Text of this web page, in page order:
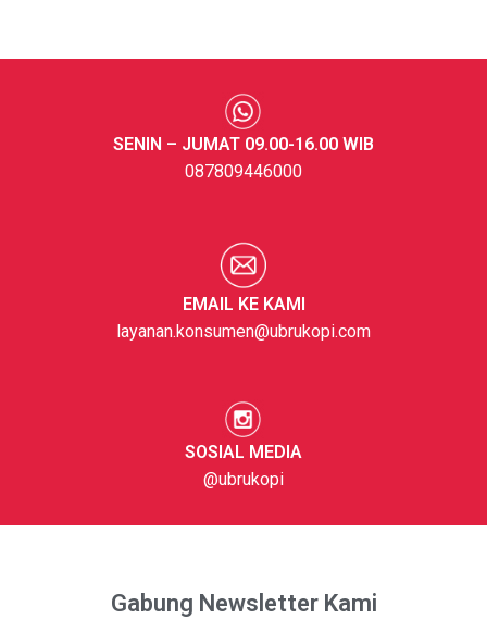
SENIN – JUMAT 09.00-16.00 WIB
087809446000
EMAIL KE KAMI
layanan.konsumen@ubrukopi.com
SOSIAL MEDIA
@ubrukopi
Gabung Newsletter Kami